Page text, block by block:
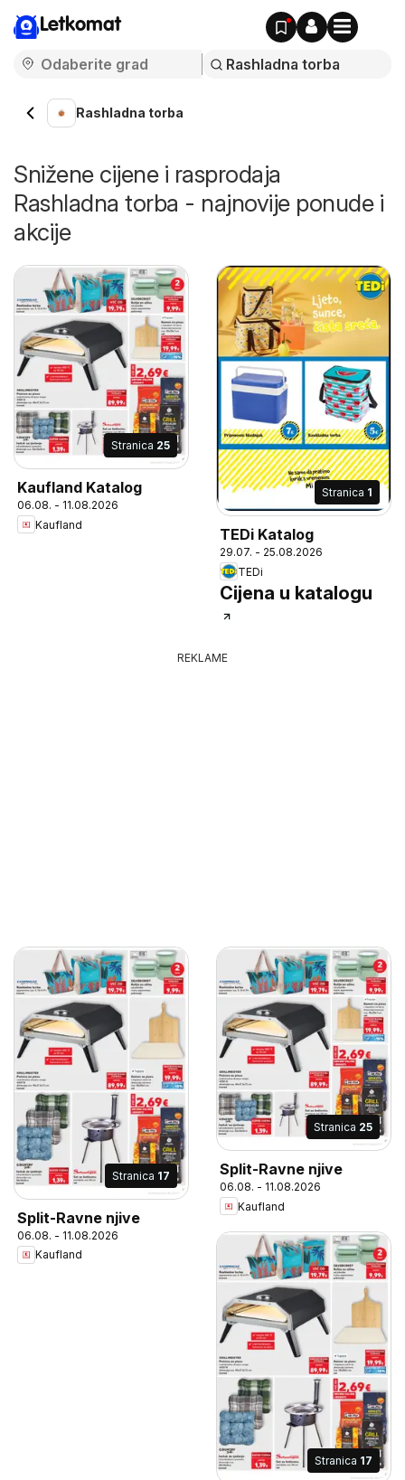
Letkomat
Rashladna torba
Snižene cijene i rasprodaja
Rashladna torba - najnovije ponude i
akcije
Stranica 25
Kaufland Katalog
06.08. - 11.08.2026
Kaufland
Stranica 1
TEDi Katalog
29.07. - 25.08.2026
TEDi
Cijena u katalogu
REKLAME
Stranica 17
Split-Ravne njive
06.08. - 11.08.2026
Kaufland
Stranica 25
Split-Ravne njive
06.08. - 11.08.2026
Kaufland
Stranica 17